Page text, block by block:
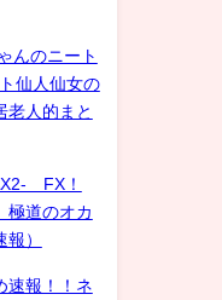
んのニート
仙人仙女の
老人的まと
FX！
道のオカ
）
速報！！ネ